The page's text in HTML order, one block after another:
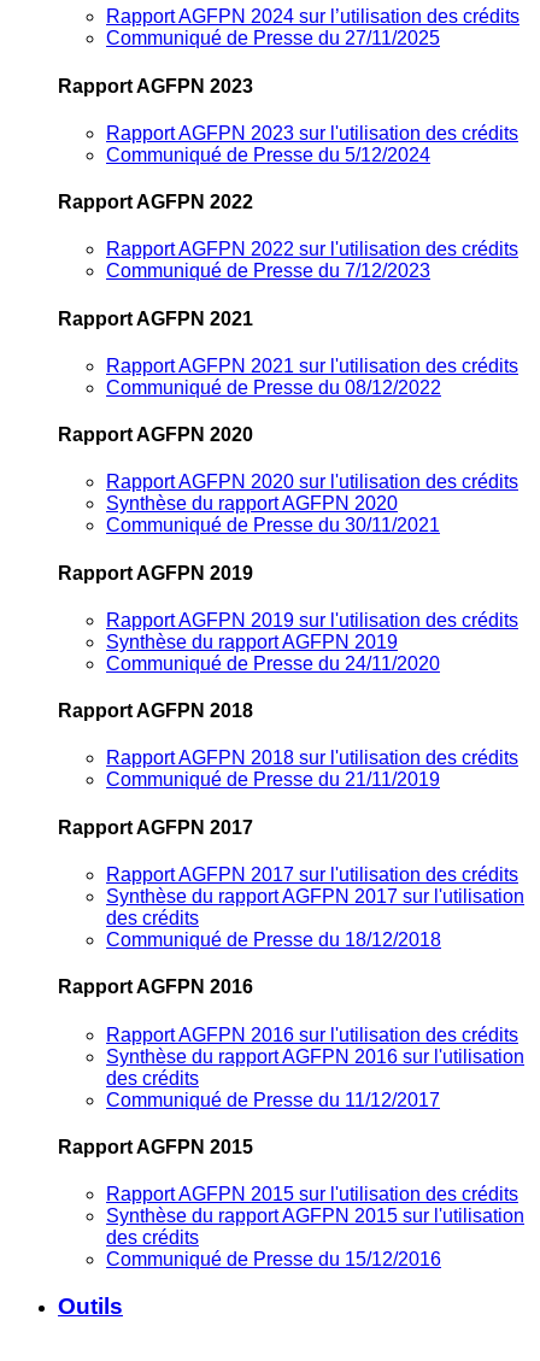
Rapport AGFPN 2024 sur l’utilisation des crédits
Communiqué de Presse du 27/11/2025
Rapport AGFPN 2023
Rapport AGFPN 2023 sur l'utilisation des crédits
Communiqué de Presse du 5/12/2024
Rapport AGFPN 2022
Rapport AGFPN 2022 sur l'utilisation des crédits
Communiqué de Presse du 7/12/2023
Rapport AGFPN 2021
Rapport AGFPN 2021 sur l'utilisation des crédits
Communiqué de Presse du 08/12/2022
Rapport AGFPN 2020
Rapport AGFPN 2020 sur l'utilisation des crédits
Synthèse du rapport AGFPN 2020
Communiqué de Presse du 30/11/2021
Rapport AGFPN 2019
Rapport AGFPN 2019 sur l'utilisation des crédits
Synthèse du rapport AGFPN 2019
Communiqué de Presse du 24/11/2020
Rapport AGFPN 2018
Rapport AGFPN 2018 sur l'utilisation des crédits
Communiqué de Presse du 21/11/2019
Rapport AGFPN 2017
Rapport AGFPN 2017 sur l'utilisation des crédits
Synthèse du rapport AGFPN 2017 sur l'utilisation
des crédits
Communiqué de Presse du 18/12/2018
Rapport AGFPN 2016
Rapport AGFPN 2016 sur l'utilisation des crédits
Synthèse du rapport AGFPN 2016 sur l'utilisation
des crédits
Communiqué de Presse du 11/12/2017
Rapport AGFPN 2015
Rapport AGFPN 2015 sur l'utilisation des crédits
Synthèse du rapport AGFPN 2015 sur l'utilisation
des crédits
Communiqué de Presse du 15/12/2016
Outils